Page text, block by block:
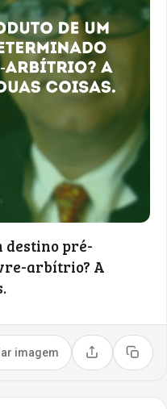
destino pré-
arbítrio? A
imagem Compartilhar
Copiar